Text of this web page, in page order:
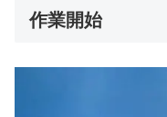
作業開始